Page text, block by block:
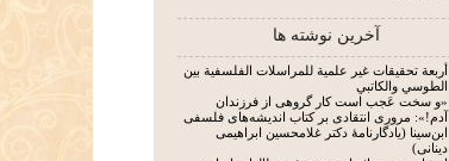
آخرین نوشته ها
أربعة تحقيقات غير علمية للمراسلات الفلسفية بين
الطوسي والكاتبي
«و سخت عَجب است کار گروهی از فرزندان
آدم!»: مروری انتقادی بر کتاب اندیشه‌های فلسفی
ابن‌سینا (یادگارنامۀ دکتر غلامحسین ابراهیمی
دینانی)